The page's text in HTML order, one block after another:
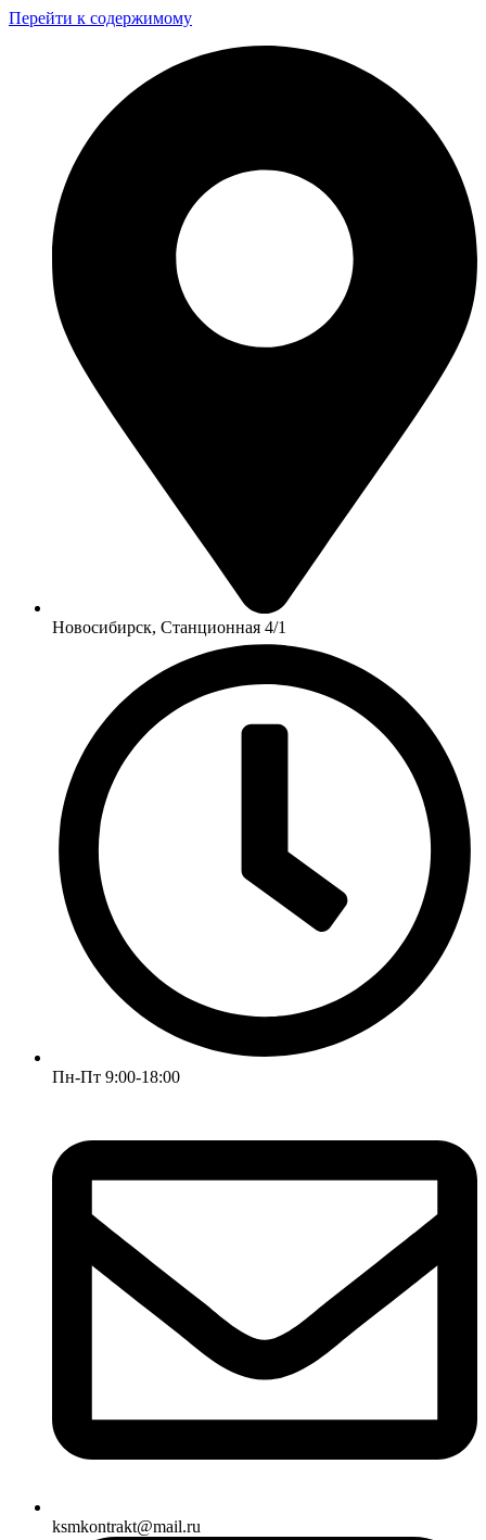
Перейти к содержимому
Новосибирск, Станционная 4/1
Пн-Пт 9:00-18:00
ksmkontrakt@mail.ru